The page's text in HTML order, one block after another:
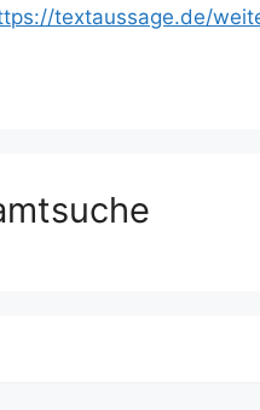
textaussage.de/